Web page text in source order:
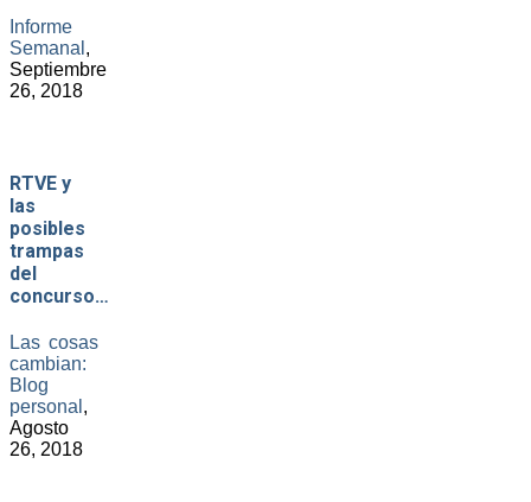
Informe
Semanal ,
Septiembre
26, 2018
RTVE y
las
posibles
trampas
del
concurso…
Las cosas
cambian:
Blog
personal ,
Agosto
26, 2018